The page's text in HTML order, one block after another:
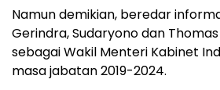
Namun demikian, beredar
Gerindra, Sudaryono dan
sebagai Wakil Menteri Kabinet
masa jabatan 2019-2024.